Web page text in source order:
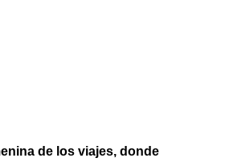
de los viajes, donde